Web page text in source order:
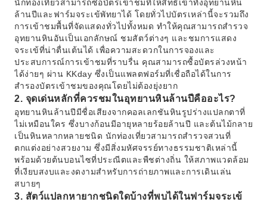
นักท่องเที่ยวสามารถซื้อบัตรเข้าชมที่ให้สิทธิ์เข้าทั้งอุทยานหิน
ล้านปีและฟาร์มจระเข้พัทยาได้ โดยทั่วไปบัตรเหล่านี้จะรวมถึง
การเข้าชมพื้นที่จัดแสดงทั่วไปทั้งหมด ทำให้คุณสามารถสำรวจ
อุทยานหินอันเป็นเอกลักษณ์ ชมสัตว์ต่างๆ และชมการแสดง
จระเข้ที่น่าตื่นเต้นได้ เพื่อความสะดวกในการจองและ
ประสบการณ์การเข้าชมที่ราบรื่น คุณสามารถซื้อบัตรล่วงหน้า
ได้ง่ายๆ ผ่าน KKday ซึ่งเป็นแพลตฟอร์มที่เชื่อถือได้ในการ
สำรองบัตรเข้าชมของคุณโดยไม่ต้องยุ่งยาก
2. จุดเด่นหลักที่ควรชมในอุทยานหินล้านปีคืออะไร?
อุทยานหินล้านปีมีชื่อเสียงจากคอลเลกชันหินรูปร่างแปลกตาที่
ไม่เหมือนใคร ซึ่งบางก้อนมีอายุหลายร้อยล้านปี และต้นไม้กลาย
เป็นหินหลากหลายชนิด นักท่องเที่ยวสามารถสำรวจสวนที่
ตกแต่งอย่างสวยงาม ซึ่งมีสิ่งมหัศจรรย์ทางธรรมชาติเหล่านี้
พร้อมด้วยต้นบอนไซที่ประณีตและพืชต่างถิ่น ให้สภาพแวดล้อม
ที่เงียบสงบและงดงามสำหรับการถ่ายภาพและการเดินเล่น
สบายๆ
3. สัตว์แปลกหายากชนิดใดบ้างที่พบได้ในฟาร์มจระเข้